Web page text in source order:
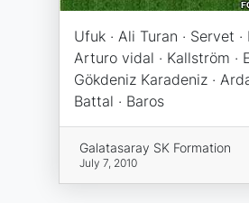
Ufuk · Ali Turan · Servet ·
Arturo vidal · Kallström ·
Gökdeniz Karadeniz ·
Battal · Baros
Galatasaray SK Formation
July 7, 2010